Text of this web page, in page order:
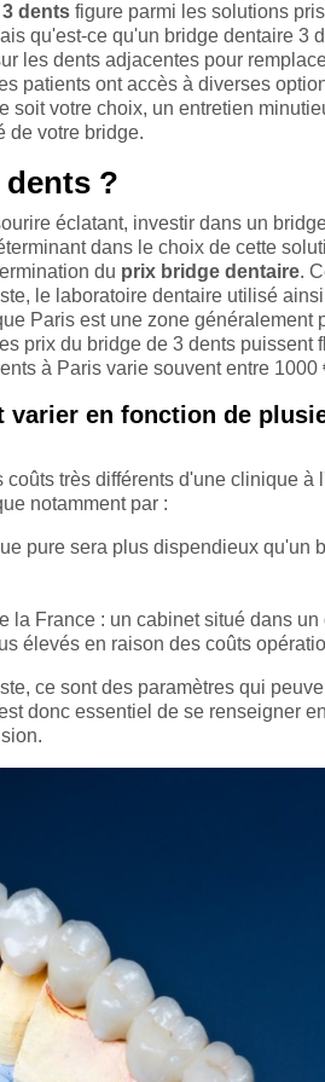
dents figure parmi les solutions
qu'est-ce qu'un bridge dentaire 3
les dents adjacentes pour
patients ont accès à diverses
soit votre choix, un entretien
de votre bridge.
?
éclatant, investir dans un
dans le choix de cette
du prix bridge dentaire.
le laboratoire dentaire utilisé
Paris est une zone généralement
prix du bridge de 3 dents puissent
à Paris varie souvent entre 1000
varier en fonction de
coûts très différents d'une clinique à
notamment par :
pure sera plus dispendieux qu'un
la France : un cabinet situé dans un
élevés en raison des coûts
ce sont des paramètres qui
donc essentiel de se renseigner